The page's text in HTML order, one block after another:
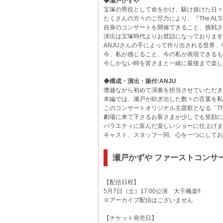
宝塚の男役として命をかけ、駆け抜けた日
たくさんの方々のご尽力により、『The
自身のコンサートを開催できること、挑戦
演出は宝塚時代よりお世話になっておりま
ANJUさんの手によって作り出される世界
今、私が感じること、今の私が表現できる
今しかない時を皆さまと一緒に最後まで楽
◆構成・演出・振付:ANJU
僭越ながら初めて演奏を担当させていただ
本編では、瀬戸が紡ぎ出した数々の言葉を
このコンサートオリジナル主題歌となる「
劇場に来て下さるお客さまが少しでも笑顔
バラエティに富んだ楽しいショーに仕上げ
キャスト、スタッフ一同、心を一つにして
瀬戸かずや ファーストコン
【配信日程】
5月7日（土）17:00公演 大千穐楽‼
※アーカイブ配信はございません
【チケット発売日】